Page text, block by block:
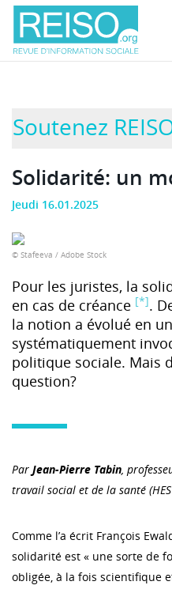
Soutenez
Solidarité: un
Jeudi 16.01.2025
© Stafeeva / Adobe Stock
Pour les juristes, la
en cas de créance [*].
la notion a évolué en
systématiquement
politique sociale. Mais
question?
Par Jean-Pierre Tabin,
travail social et de la santé
Comme l’a écrit François
solidarité est « une sorte de
obligée, à la fois scientifique